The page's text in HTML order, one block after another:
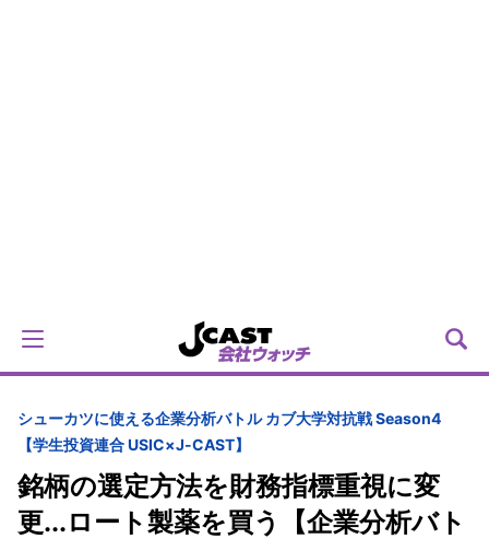
シューカツに使える企業分析バトル カブ大学対抗戦 Season4
【学生投資連合 USIC×J-CAST】
銘柄の選定方法を財務指標重視に変
更...ロート製薬を買う【企業分析バト